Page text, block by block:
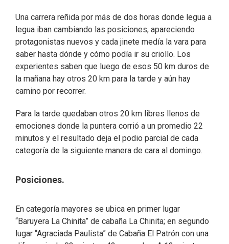
Una carrera reñida por más de dos horas donde legua a
legua iban cambiando las posiciones, apareciendo
protagonistas nuevos y cada jinete medía la vara para
saber hasta dónde y cómo podía ir su criollo. Los
experientes saben que luego de esos 50 km duros de
la mañana hay otros 20 km para la tarde y aún hay
camino por recorrer.
Para la tarde quedaban otros 20 km libres llenos de
emociones donde la puntera corrió a un promedio 22
minutos y el resultado deja el podio parcial de cada
categoría de la siguiente manera de cara al domingo.
Posiciones.
En categoría mayores se ubica en primer lugar
“Baruyera La Chinita” de cabaña La Chinita; en segundo
lugar “Agraciada Paulista” de Cabaña El Patrón con una